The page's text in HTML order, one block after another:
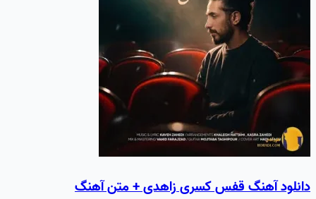
دانلود آهنگ قفس کسری زاهدی + متن آهنگ